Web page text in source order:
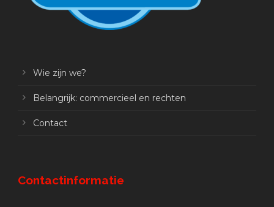
Wie zijn we?
Belangrijk: commercieel en rechten
Contact
Contactinformatie